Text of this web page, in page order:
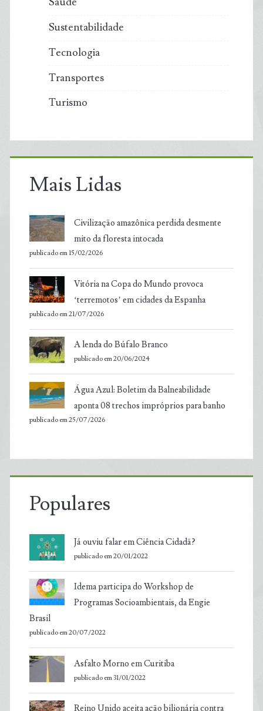
Sustentabilidade
Tecnologia
Transportes
Turismo
Mais Lidas
Civilização amazônica perdida desmente
mito da floresta intocada
publicado em 15/02/2026
Vitória na Copa do Mundo provoca
‘terremotos’ em cidades da Espanha
publicado em 21/07/2026
A lenda do Búfalo Branco
publicado em 20/06/2024
Água Azul: Boletim da Balneabilidade
aponta 08 trechos impróprios para banho
publicado em 25/07/2026
Populares
Já ouviu falar em Ciência Cidadã?
publicado em 20/01/2022
Idema participa do Workshop de
Programas Socioambientais, da Engie
Brasil
publicado em 20/07/2022
Asfalto Morno em Curitiba
publicado em 31/01/2022
Reino Unido aceita ação bilionária contra